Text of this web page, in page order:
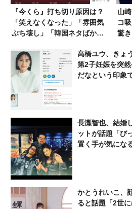
『今くら』打ち切り原因は？
「笑えなくなった」「雰囲気
ぶち壊し」「韓国ネタばか
山
コ
驚
高橋ユウ、きょ
第2子妊娠を突
だなという印象
長瀬智也、結婚
ットが話題「び
置く手が気にな
かとうれいこ、
ると話題「2世